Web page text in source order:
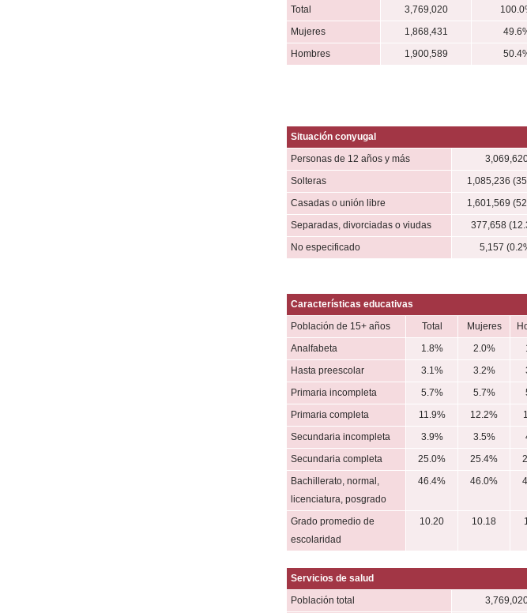
Total
3,769,020
Mujeres
1,868,431
Hombres
1,900,589
Situación conyugal
Personas de 12 años y más
Solteras
1,085,236
Casadas o unión libre
1,601,569
Separadas, divorciadas o viudas
377,658
No especificado
5,157
Características educativas
Población de 15+ años
Total Mujeres
Analfabeta
1.8% 2.0%
Hasta preescolar
3.1% 3.2%
Primaria incompleta
5.7% 5.7%
Primaria completa
11.9% 12.2%
Secundaria incompleta
3.9% 3.5%
Secundaria completa
25.0% 25.4%
Bachillerato, normal,
licenciatura, posgrado
46.4% 46.0%
Grado promedio de
escolaridad
10.20 10.18
Servicios de salud
Población total